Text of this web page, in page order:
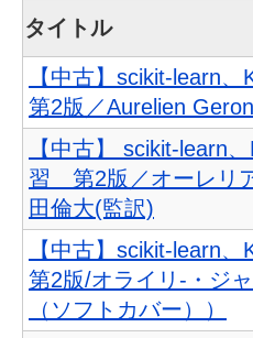
タイトル
【中古】scikit-learn
第2版／Aurelien
【中古】 scikit‐learn
習 第2版／オーレリ
田倫大(監訳)
【中古】scikit-learn
第2版/オライリ-・ジ
（ソフトカバー））